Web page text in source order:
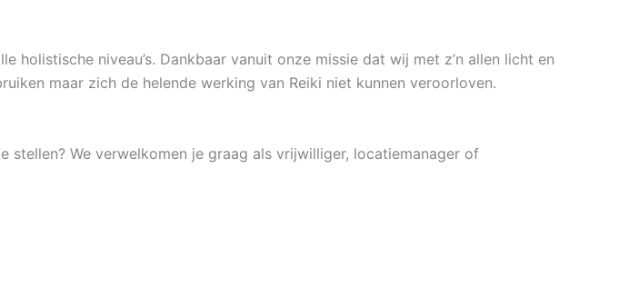
niveau’s. Dankbaar vanuit onze missie dat wij met z’n allen licht en
maar zich de helende werking van Reiki niet kunnen veroorloven.
We verwelkomen je graag als vrijwilliger, locatiemanager of